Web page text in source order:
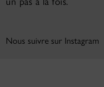
Nous suivre sur Instagram